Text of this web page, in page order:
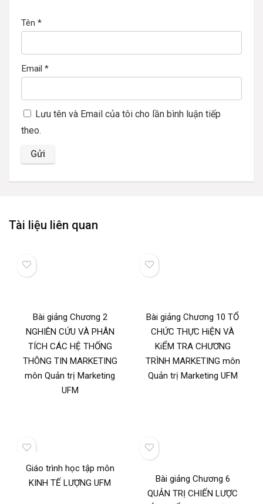
Tên *
Email *
Lưu tên và Email của tôi cho lần bình luận tiếp
theo.
Tài liệu liên quan
Bài giảng Chương 2
NGHIÊN CỨU VÀ PHÂN
TÍCH CÁC HỆ THỐNG
THÔNG TIN MARKETING
môn Quản trị Marketing
UFM
Bài giảng Chương 10 TỔ
CHỨC THỰC HiỆN VÀ
KiỂM TRA CHƯƠNG
TRÌNH MARKETING môn
Quản trị Marketing UFM
Giáo trình học tập môn
KINH TẾ LƯỢNG UFM
Bài giảng Chương 6
QUẢN TRỊ CHIẾN LƯỢC